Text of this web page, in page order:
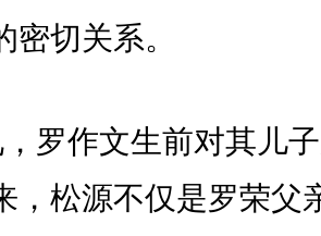
切关系。
罗作文生前对其儿
，松源不仅是罗荣父